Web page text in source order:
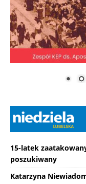
15-latek
poszukiwany
Katarzyna